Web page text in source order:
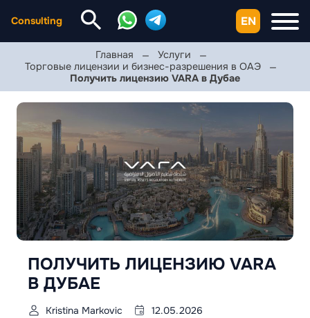
Consulting EN
Главная
Услуги
Торговые лицензии и бизнес-разрешения в ОАЭ
Получить лицензию VARA в Дубае
ПОЛУЧИТЬ ЛИЦЕНЗИЮ VARA
В ДУБАЕ
Kristina Markovic 12.05.2026